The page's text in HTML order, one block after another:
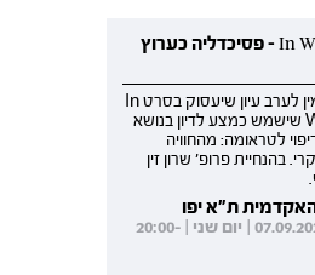
In Waves and War - פסיכדליה כערוץ
מכון מפרשים מזמין לערב עיון שיעסוק בסרט In
Waves and War שישמש כמצע לדיון בנושא
לטראומה: מהחוויה
בהנחיית פרופ' שרון זין
ת"א יפו
מפגש מקוון | 07.09.2026 | יום שני | 20:00-